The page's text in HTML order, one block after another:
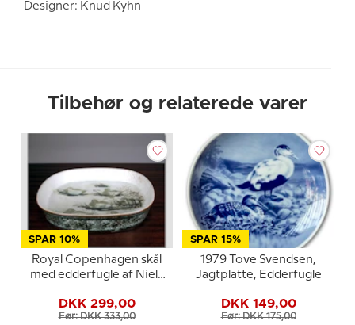
Designer: Knud Kyhn
Tilbehør og relaterede varer
SPAR 10%
Royal Copenhagen skål
med edderfugle af Niels
DKK 299,00
Før: DKK 333,00
SPAR 15%
1979 Tove Svendsen,
Jagtplatte, Edderfugle
DKK 149,00
Før: DKK 175,00